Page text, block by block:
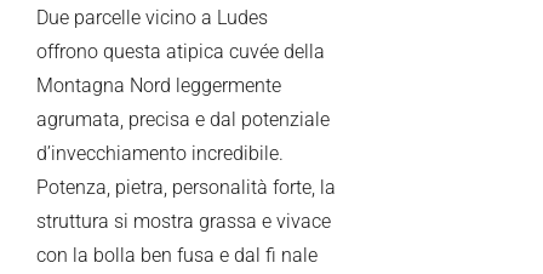
Due parcelle vicino a Ludes
offrono questa atipica cuvée della
Montagna Nord leggermente
agrumata, precisa e dal potenziale
d’invecchiamento incredibile.
Potenza, pietra, personalità forte, la
struttura si mostra grassa e vivace
con la bolla ben fusa e dal fi nale